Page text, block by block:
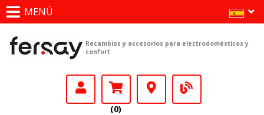
MENÚ
Recambios y accesorios para electrodomésticos y
confort
(0)